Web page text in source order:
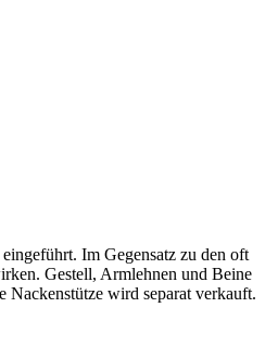
Im Gegensatz zu den oft
Gestell, Armlehnen und Beine
Nackenstütze wird separat verkauft.